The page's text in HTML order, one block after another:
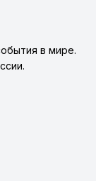
в мире.